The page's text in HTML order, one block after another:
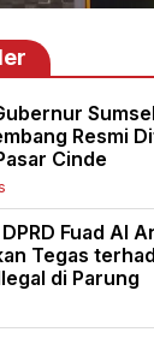
Resmi
Cinde
Fuad Al
Tegas
di Parung